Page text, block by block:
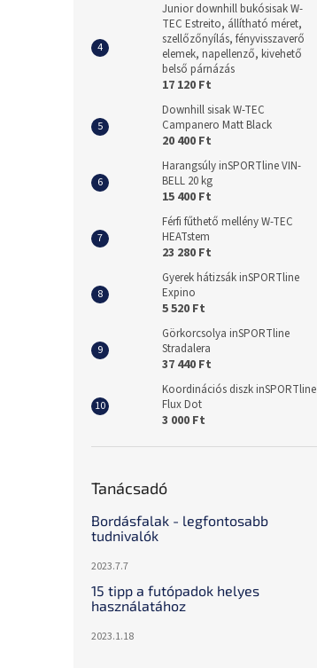
Junior downhill bukósisak W-
TEC Estreito, állítható méret,
szellőzőnyílás, fényvisszaverő
elemek, napellenző, kivehető
belső párnázás
17 120 Ft
Downhill sisak W-TEC
Campanero Matt Black
20 400 Ft
Harangsúly inSPORTline VIN-
BELL 20 kg
15 400 Ft
Férfi fűthető mellény W-TEC
HEATstem
23 280 Ft
Gyerek hátizsák inSPORTline
Expino
5 520 Ft
Görkorcsolya inSPORTline
Stradalera
37 440 Ft
Koordinációs diszk inSPORTline
Flux Dot
3 000 Ft
Tanácsadó
Bordásfalak - legfontosabb
tudnivalók
2023.7.7
15 tipp a futópadok helyes
használatához
2023.1.18